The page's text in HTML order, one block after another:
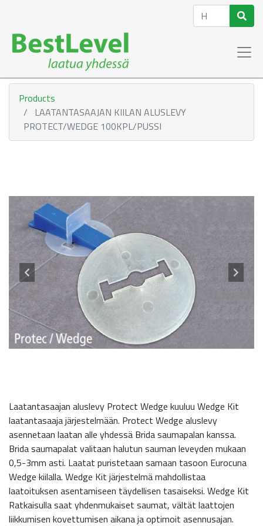
Products
LAATANTASAAJAN KIILAN ALUSLEVY
PROTECT/WEDGE 100KPL/PUSSI
Laatantasaajan aluslevy Protect Wedge kuuluu Wedge Kit
laatantasaaja järjestelmään. Protect Wedge aluslevy
asennetaan laatan alle yhdessä Brida saumapalan kanssa.
Brida saumapalat valitaan halutun sauman leveyden mukaan
0,5-3mm asti. Laatat puristetaan samaan tasoon Eurocuna
Wedge kiilalla. Wedge Kit järjestelmä mahdollistaa
laatoituksen asentamiseen täydellisen tasaiseksi. Wedge Kit
Ratkaisulla saat yhdenmukaiset saumat, vältät laattojen
liikkumisen kovettumisen aikana ja optimoit asennusajan.